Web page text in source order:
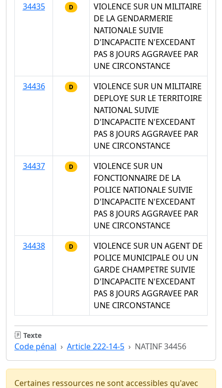
34435
D
VIOLENCE SUR UN MILITAIRE
DE LA GENDARMERIE
NATIONALE SUIVIE
D'INCAPACITE N'EXCEDANT
PAS 8 JOURS AGGRAVEE PAR
UNE CIRCONSTANCE
34436
D
VIOLENCE SUR UN MILITAIRE
DEPLOYE SUR LE TERRITOIRE
NATIONAL SUIVIE
D'INCAPACITE N'EXCEDANT
PAS 8 JOURS AGGRAVEE PAR
UNE CIRCONSTANCE
34437
D
VIOLENCE SUR UN
FONCTIONNAIRE DE LA
POLICE NATIONALE SUIVIE
D'INCAPACITE N'EXCEDANT
PAS 8 JOURS AGGRAVEE PAR
UNE CIRCONSTANCE
34438
D
VIOLENCE SUR UN AGENT DE
POLICE MUNICIPALE OU UN
GARDE CHAMPETRE SUIVIE
D'INCAPACITE N'EXCEDANT
PAS 8 JOURS AGGRAVEE PAR
UNE CIRCONSTANCE
Texte
Code pénal Article 222-14-5 NATINF 34456
Certaines ressources ne sont accessibles qu'avec